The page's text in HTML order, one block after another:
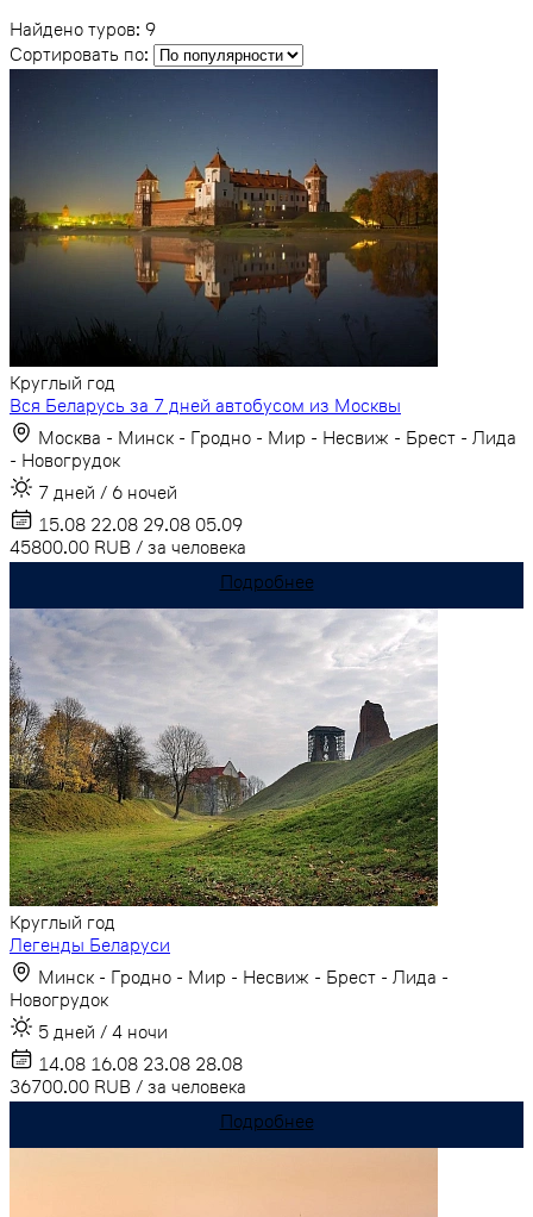
Найдено туров: 9
Сортировать по:
Круглый год
Вся Беларусь за 7 дней автобусом из Москвы
Москва - Минск - Гродно - Мир - Несвиж - Брест - Лида
- Новогрудок
7 дней / 6 ночей
15.08 22.08 29.08 05.09
45800.00 RUB / за человека
Подробнее
Круглый год
Легенды Беларуси
Минск - Гродно - Мир - Несвиж - Брест - Лида -
Новогрудок
5 дней / 4 ночи
14.08 16.08 23.08 28.08
36700.00 RUB / за человека
Подробнее